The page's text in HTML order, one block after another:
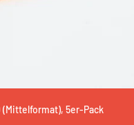
(Mittelformat), 5er-Pack